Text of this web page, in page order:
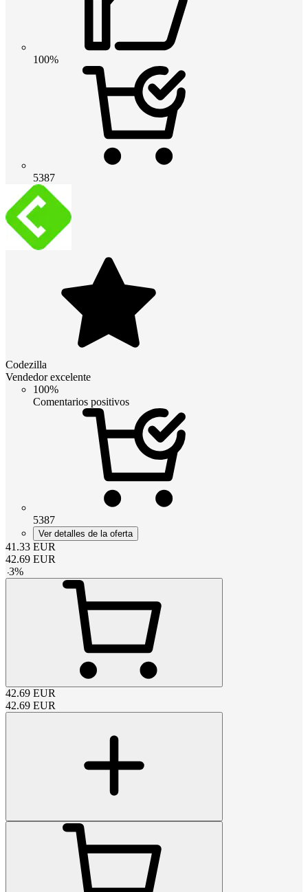
100%
5387
Codezilla
Vendedor excelente
100%
Comentarios positivos
5387
Ver detalles de la oferta
41.33 EUR
42.69 EUR
-3%
42.69 EUR
42.69 EUR